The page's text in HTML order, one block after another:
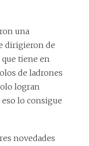
una
dirigieron de
tiene en
de ladrones
logran
lo consigue
novedades